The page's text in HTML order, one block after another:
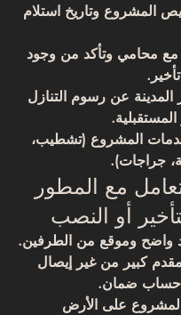
المشروع وتاريخ استلام
مع محامي وتأكد من وجود
المدينة عن رسوم التنازل
.
المشروع (تشطيب،
جراجات).
مع المطور
أو النصب
واضح وموقع من الطرفين.
كبير من غير إيصال
ضمان.
المشروع على الأرض